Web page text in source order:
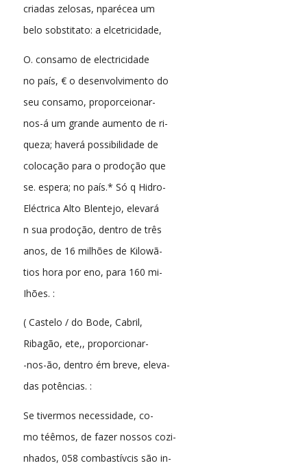
criadas zelosas, nparécea um
belo sobstitato: a elcetricidade,
O. consamo de electricidade
no país, € o desenvolvimento do
seu consamo, proporceionar-
nos-á um grande aumento de ri-
queza; haverá possibilidade de
colocação para o prodoção que
se. espera; no país.* Só q Hidro-
Eléctrica Alto Blentejo, elevará
n sua prodoção, dentro de três
anos, de 16 milhões de Kilowã-
tios hora por eno, para 160 mi-
Ihões. :
( Castelo / do Bode, Cabril,
Ribagão, ete,, proporcionar-
-nos-ão, dentro ém breve, eleva-
das potências. :
Se tivermos necessidade, co-
mo téêmos, de fazer nossos cozi-
nhados, 058 combastívcis são in-